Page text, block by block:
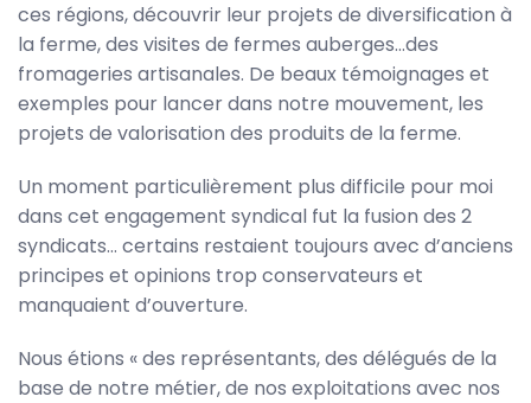
ces régions, découvrir leur projets de diversification à
la ferme, des visites de fermes auberges…des
fromageries artisanales. De beaux témoignages et
exemples pour lancer dans notre mouvement, les
projets de valorisation des produits de la ferme.
Un moment particulièrement plus difficile pour moi
dans cet engagement syndical fut la fusion des 2
syndicats… certains restaient toujours avec d’anciens
principes et opinions trop conservateurs et
manquaient d’ouverture.
Nous étions « des représentants, des délégués de la
base de notre métier, de nos exploitations avec nos